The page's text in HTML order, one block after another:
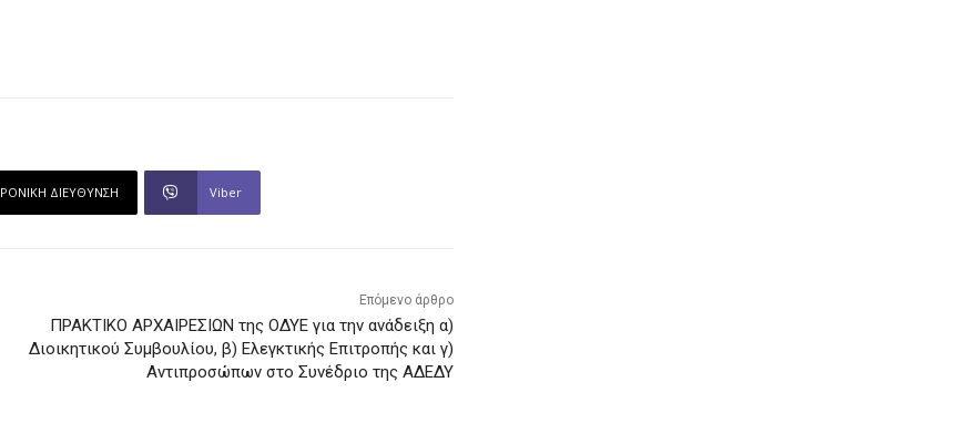
ΔΙΕΥΘΥΝΣΗ Viber
Επόμενο άρθρο
ΠΡΑΚΤΙΚΟ ΑΡΧΑΙΡΕΣΙΩΝ της ΟΔΥΕ για την ανάδειξη α)
Διοικητικού Συμβουλίου, β) Ελεγκτικής Επιτροπής και γ)
Αντιπροσώπων στο Συνέδριο της ΑΔΕΔΥ